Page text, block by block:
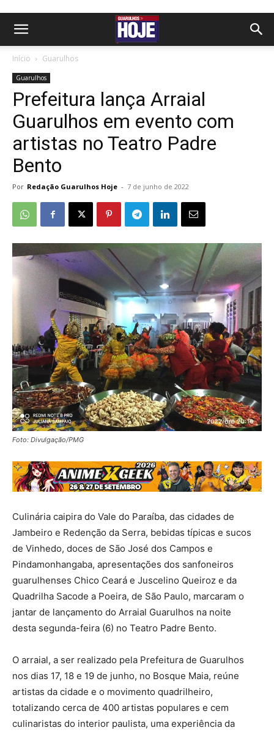
Início Guarulhos
Guarulhos
Prefeitura lança Arraial
Guarulhos em evento com
artistas no Teatro Padre
Bento
Por Redação Guarulhos Hoje - 7 de junho de 2022
Foto: Divulgação/PMG
Culinária caipira do Vale do Paraíba, das cidades de
Jambeiro e Redenção da Serra, bebidas típicas e sucos
de Vinhedo, doces de São José dos Campos e
Pindamonhangaba, apresentações dos sanfoneiros
guarulhenses Chico Ceará e Juscelino Queiroz e da
Quadrilha Sacode a Poeira, de São Paulo, marcaram o
jantar de lançamento do Arraial Guarulhos na noite
desta segunda-feira (6) no Teatro Padre Bento.
O arraial, a ser realizado pela Prefeitura de Guarulhos
nos dias 17, 18 e 19 de junho, no Bosque Maia, reúne
artistas da cidade e o movimento quadrilheiro,
totalizando cerca de 400 artistas populares e cem
culinaristas do interior paulista, uma experiência da